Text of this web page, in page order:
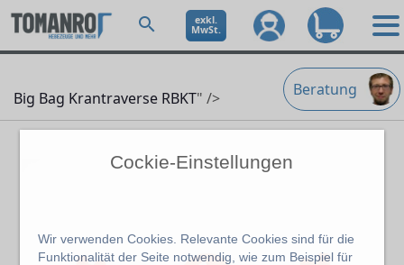
Cockie-Einstellungen
Wir verwenden Cookies. Relevante Cookies sind für die
Funktionalität der Seite notwendig, wie zum Beispiel für
exkl.
MwSt.
Beratung
Big Bag Krantraverse RBKT" />